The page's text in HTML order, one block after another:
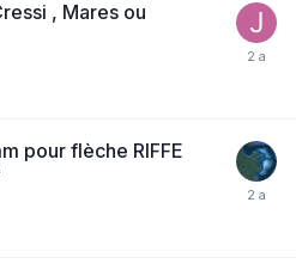
, Mares ou
pour flèche RIFFE